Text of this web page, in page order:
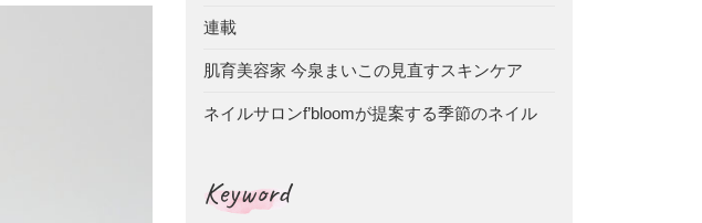
連載
肌育美容家 今泉まいこの見直すスキンケア
ネイルサロンf’bloomが提案する季節のネイル
Keyword